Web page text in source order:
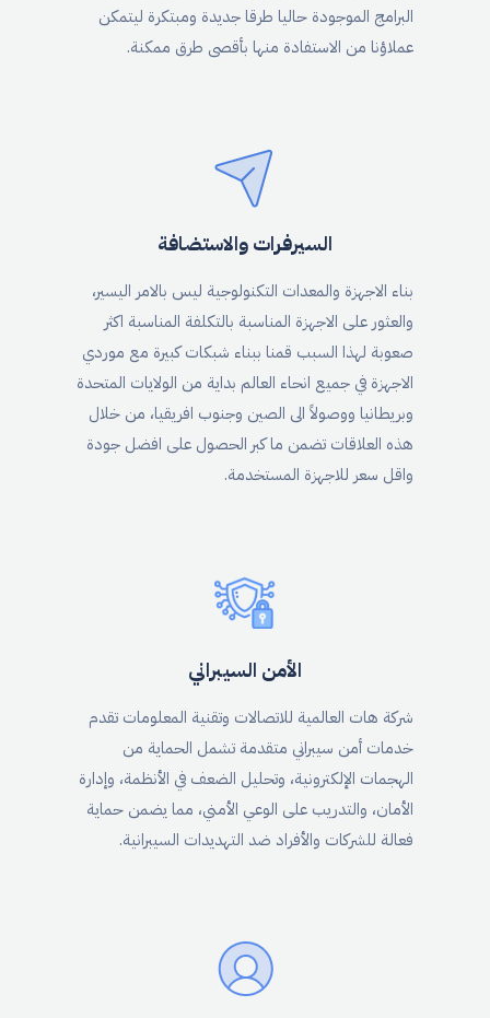
البرامج الموجودة حاليا طرقا جديدة ومبتكرة ليتمكن
عملاؤنا من الاستفادة منها بأقصى طرق ممكنة.
السيرفرات والاستضافة
بناء الاجهزة والمعدات التكنولوجية ليس بالامر اليسير،
والعثور على الاجهزة المناسبة بالتكلفة المناسبة اكثر
صعوبة لهذا السبب قمنا ببناء شبكات كبيرة مع موردي
الاجهزة في جميع انحاء العالم بداية من الولايات المتحدة
وبريطانيا ووصولاً الى الصين وجنوب افريقيا، من خلال
هذه العلاقات تضمن ما كبر الحصول على افضل جودة
واقل سعر للاجهزة المستخدمة.
الأمن السيبراني
شركة هات العالمية للاتصالات وتقنية المعلومات تقدم
خدمات أمن سيبراني متقدمة تشمل الحماية من
الهجمات الإلكترونية، وتحليل الضعف في الأنظمة، وإدارة
الأمان، والتدريب على الوعي الأمني، مما يضمن حماية
فعالة للشركات والأفراد ضد التهديدات السيبرانية.